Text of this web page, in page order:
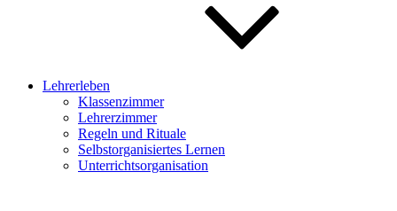
Lehrerleben
Klassenzimmer
Lehrerzimmer
Regeln und Rituale
Selbstorganisiertes Lernen
Unterrichtsorganisation